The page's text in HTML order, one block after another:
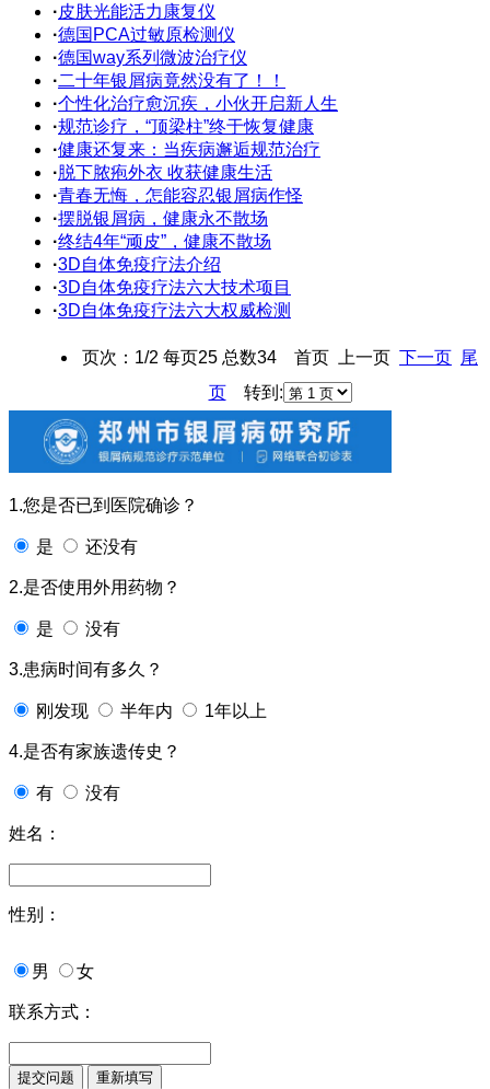
·皮肤光能活力康复仪
·德国PCA过敏原检测仪
·德国way系列微波治疗仪
·二十年银屑病竟然没有了！！
·个性化治疗愈沉疾，小伙开启新人生
·规范诊疗，“顶梁柱”终于恢复健康
·健康还复来：当疾病邂逅规范治疗
·脱下脓疱外衣 收获健康生活
·青春无悔，怎能容忍银屑病作怪
·摆脱银屑病，健康永不散场
·终结4年“顽皮”，健康不散场
·3D自体免疫疗法介绍
·3D自体免疫疗法六大技术项目
·3D自体免疫疗法六大权威检测
页次：1/2 每页25 总数34 首页 上一页 下一页 尾
页转到:
1.您是否已到医院确诊？
是 还没有
2.是否使用外用药物？
是 没有
3.患病时间有多久？
刚发现 半年内 1年以上
4.是否有家族遗传史？
有 没有
姓名：
性别：
男 女
联系方式：